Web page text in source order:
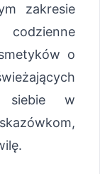
zakresie
o
siebie w